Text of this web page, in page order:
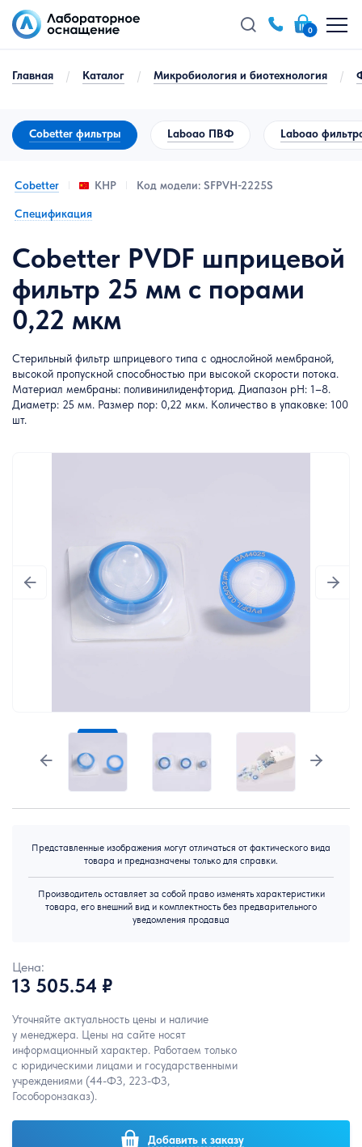
0
Главная / Каталог / Микробиология и биотехнология /
Cobetter фильтры Laboao ПВФ Laboao
Cobetter КНР Код модели: SFPVH-2225S
Спецификация
Cobetter PVDF шприцевой
фильтр 25 мм с порами
0,22 мкм
Стерильный фильтр шприцевого типа с однослойной мембраной,
высокой пропускной способностью при высокой скорости потока.
Материал мембраны: поливинилиденфторид. Диапазон pH: 1–8.
Диаметр: 25 мм. Размер пор: 0,22 мкм. Количество в упаковке: 100
шт.
Представленные изображения могут отличаться от фактического вида
товара и предназначены только для справки.
Производитель оставляет за собой право изменять характеристики
товара, его внешний вид и комплектность без предварительного
уведомления продавца
Цена:
13 505.54 ₽
Уточняйте актуальность цены и наличие
у менеджера. Цены на сайте носят
информационный характер. Работаем только
с юридическими лицами и государственными
учреждениями (44-ФЗ, 223-ФЗ,
Гособоронзаказ).
Добавить к заказу